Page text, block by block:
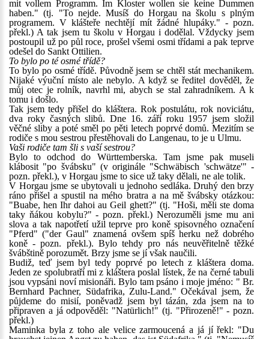
mit vollem Programm. Im Kloster wollen sie keine Dummen
haben." (tj. "To nejde. Musíš do Horgau na školu s plným
programem. V klášteře nechtějí mít žádné hlupáky." - pozn.
překl.) A tak jsem tu školu v Horgau i dodělal. Vždycky jsem
postoupil už po půl roce, prošel všemi osmi třídami a pak teprve
odešel do Sankt Ottilien.
To bylo po té osmé třídě?
To bylo po osmé třídě. Původně jsem se chtěl stát mechanikem.
Nijaké výuční místo ale nebylo. A když se ředitel dověděl, že
můj otec je rolník, navrhl mi, abych se stal zahradníkem. A k
tomu i došlo.
Tak jsem tedy přišel do kláštera. Rok postulátu, rok noviciátu,
dva roky časných slibů. Dne 16. září roku 1957 jsem složil
věčné sliby a poté směl po pěti letech poprvé domů. Mezitím se
rodiče s mou sestrou přestěhovali do Langenau, to je u Ulmu.
Vaši rodiče tam šli s vaší sestrou?
Bylo to odchod do Württemberska. Tam jsme pak museli
klábosit "po švábsku" (v originále "Schwäbisch 'schwätze'" -
pozn. překl.), v Horgau jsme to sice už taky dělali, ne ale tolik.
V Horgau jsme se ubytovali u jednoho sedláka. Druhý den brzy
ráno přišel a spustil na mého bratra a na mě švábsky otázkou:
"Buabe, hen Ihr dahoi au Geil ghett?" (tj. "Hoši, měli ste doma
taky ňákou kobylu?" - pozn. překl.) Nerozuměli jsme mu ani
slova a tak napotřetí užil teprve pro koně spisovného označení
"Pferd" ("der Gaul" znamená ovšem spíš herku než dobrého
koně - pozn. překl.). Bylo tehdy pro nás neuvěřitelně těžké
švábštině porozumět. Brzy jsme se jí však naučili.
Budiž, teď jsem byl tedy poprvé po letech z kláštera doma.
Jeden ze spolubratří mi z kláštera poslal lístek, že na černé tabuli
jsou vypsáni noví misionáři. Bylo tam psáno i moje jméno: " Br.
Bernhard Pachner, Südafrika, Zulu-Land." Očekával jsem, že
půjdeme do misií, poněvadž jsem byl tázán, zda jsem na to
připraven a já odpověděl: "Natürlich!" (tj. "Přirozeně!" - pozn.
překl.)
Maminka byla z toho ale velice zarmoucená a já jí řekl: "Du